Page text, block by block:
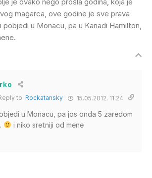
magarca, ove godine je sve prava
pobjedi u Monacu, pa u Kanadi Hamilton,
to Rockatansky 15.05.2012. 11:24
u Monacu, pa jos onda 5 zaredom
i niko sretniji od mene